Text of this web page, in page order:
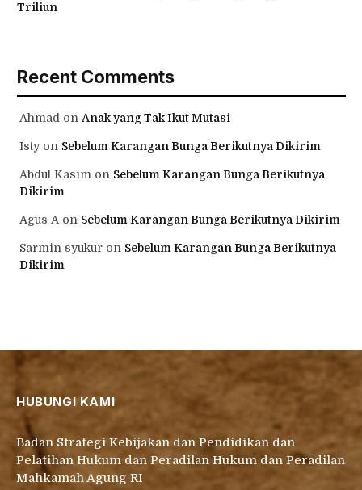
Triliun
Recent Comments
Ahmad on Anak yang Tak Ikut Mutasi
Istyon Sebelum Karangan Bunga Berikutnya Dikirim
Abdul Kasim on Sebelum Karangan Bunga Berikutnya
Dikirim
Agus A on Sebelum Karangan Bunga Berikutnya Dikirim
Sarmin syukur on Sebelum Karangan Bunga Berikutnya
Dikirim
HUBUNGI KAMI
Badan Strategi Kebijakan dan Pendidikan dan
Pelatihan Hukum dan Peradilan Hukum dan Peradilan
Mahkamah Agung RI